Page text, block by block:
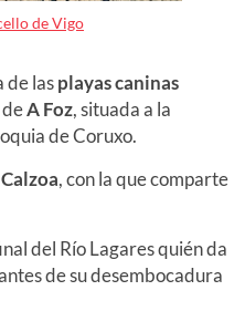
de Vigo
de lasplayas caninas
deA Foz, situada a la
de Coruxo.
, con la que comparte
del Río Lagares quién da
de su desembocadura